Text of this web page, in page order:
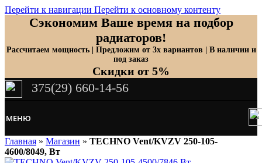
Перейти к навигации Перейти к основному контенту
Сэкономим Ваше время на подбор
радиаторов!
Рассчитаем мощность | Предложим от 3х вариантов | В наличии и
под заказ
Скидки от 5%
375(29) 660-14-56
МЕНЮ
Главная » Магазин » TECHNO Vent/KVZV 250-105-
4600/8049, Вт